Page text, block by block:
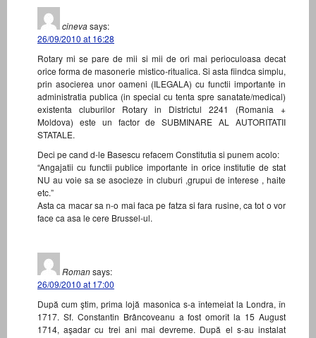
cinevasays:
26/09/2010 at 16:28
Rotary mi se pare de mii si mii de ori mai perioculoasa decat
orice forma de masonerie mistico-ritualica. Si asta fiindca simplu,
prin asocierea unor oameni (ILEGALA) cu functii importante in
administratia publica (in special cu tenta spre sanatate/medical)
existenta cluburilor Rotary in Districtul 2241 (Romania +
Moldova) este un factor de SUBMINARE AL AUTORITATII
STATALE.
Deci pe cand d-le Basescu refacem Constitutia si punem acolo:
“Angajatii cu functii publice importante in orice institutie de stat
NU au voie sa se asocieze in cluburi ,grupui de interese , haite
etc.”
Asta ca macar sa n-o mai faca pe fatza si fara rusine, ca tot o vor
face ca asa le cere Brussel-ul.
Romansays:
26/09/2010 at 17:00
După cum ştim, prima lojă masonica s-a întemeiat la Londra, în
1717. Sf. Constantin Brâncoveanu a fost omorît la 15 August
1714, aşadar cu trei ani mai devreme. După el s-au instalat